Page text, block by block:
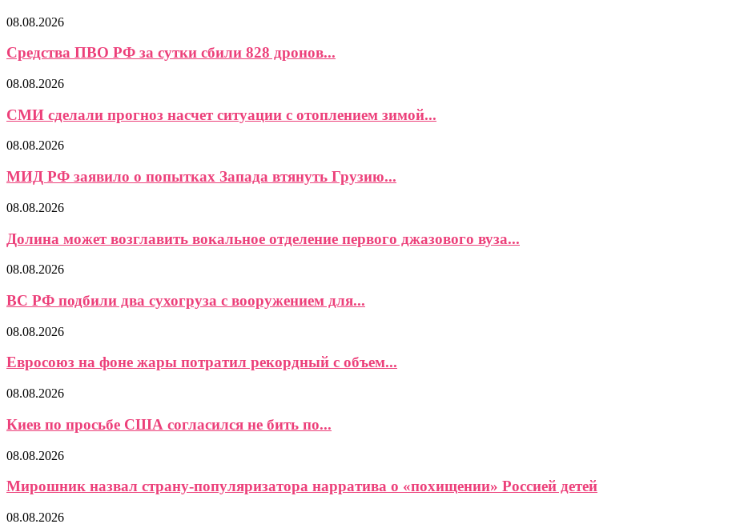
08.08.2026
Средства ПВО РФ за сутки сбили 828 дронов...
08.08.2026
СМИ сделали прогноз насчет ситуации с отоплением зимой...
08.08.2026
МИД РФ заявило о попытках Запада втянуть Грузию...
08.08.2026
Долина может возглавить вокальное отделение первого джазового вуза...
08.08.2026
ВС РФ подбили два сухогруза с вооружением для...
08.08.2026
Евросоюз на фоне жары потратил рекордный с объем...
08.08.2026
Киев по просьбе США согласился не бить по...
08.08.2026
Мирошник назвал страну-популяризатора нарратива о «похищении» Россией детей
08.08.2026